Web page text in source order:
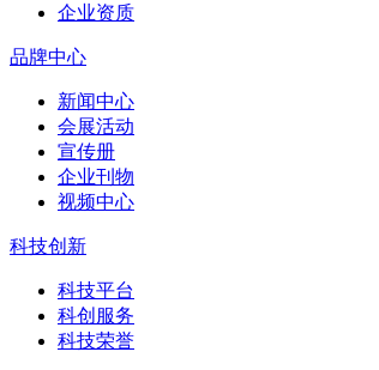
企业资质
品牌中心
新闻中心
会展活动
宣传册
企业刊物
视频中心
科技创新
科技平台
科创服务
科技荣誉